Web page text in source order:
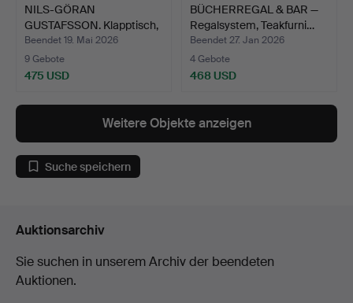
NILS-GÖRAN
GUSTAFSSON. Klapptisch,
"Björka…
Beendet 19. Mai 2026
9 Gebote
475 USD
BÜCHERREGAL & BAR —
Regalsystem, Teakfurni…
Beendet 27. Jan 2026
4 Gebote
468 USD
Weitere Objekte anzeigen
Suche speichern
Auktionsarchiv
Sie suchen in unserem Archiv der beendeten
Auktionen.